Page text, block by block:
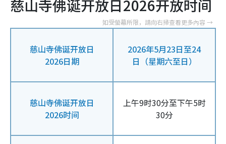
慈山寺佛诞开放日2026开放时间
慈山寺佛诞开放日
2026日期
2026年5月23日至24
日（星期六至日）
慈山寺佛诞开放日
2026时间
上午9时30分至下午5时
30分